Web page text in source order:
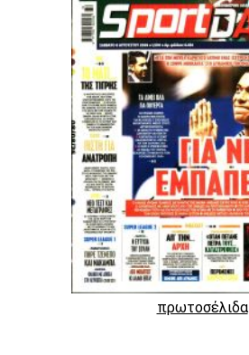
πρωτοσέλιδα